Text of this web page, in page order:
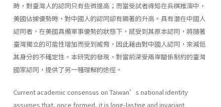
時，對臺灣人的認同只有些微提高；而當受試者得知在兵棋推演中，
美國佔據優勢時，對中國人的認同卻有顯著的升高。具有潛在中國人
認同者，在美國具備軍事優勢的狀態下，感受到其原本認同，將隨著
臺灣獨立的可能性增加而受到威脅，因此藉由對中國人認同，來減低
其身分的不確定性。本研究的發現，對當前深受兩岸關係制約的臺灣
國家認同，提供了另一種理解的途徑。
Current academic consensus on Taiwan’s national identity
assumes that, once formed, it is long-lasting and invariant.